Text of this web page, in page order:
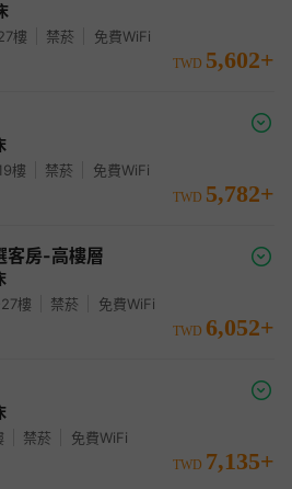
樓 禁菸 免費WiFi
TWD 5,602+
樓 禁菸 免費WiFi
TWD 5,782+
客房-高樓層
樓 禁菸 免費WiFi
TWD 6,052+
禁菸 免費WiFi
TWD 7,135+